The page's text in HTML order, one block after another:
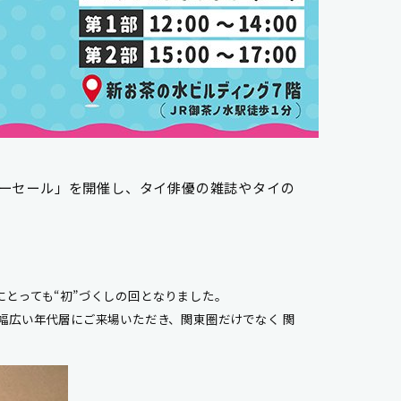
セール 」 を開催し、 タイ俳優の雑誌やタイの
っても“初”づくしの回となりました。
広い年代層 にご来場いただき、関東圏だけでなく 関